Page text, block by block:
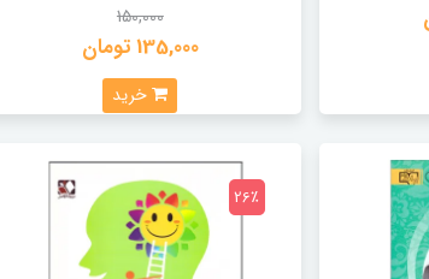
150,000
135,000 تومان
خرید
26٪